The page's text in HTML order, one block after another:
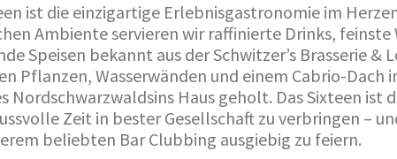
ist die einzigartige Erlebnisgastronomie im
Ambiente servieren wir raffinierte Drinks, feinste
Speisen bekannt aus der Schwitzer’s Brasserie &
Pflanzen, Wasserwänden und einem Cabrio-Dach
Nordschwarzwaldsins Haus geholt. Das Sixteen ist
Zeit in bester Gesellschaft zu verbringen –
beliebten Bar Clubbing ausgiebig zu feiern.